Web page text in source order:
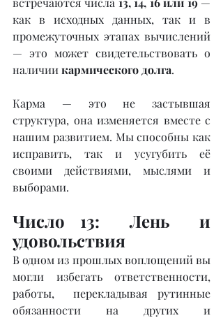
как в исходных данных, так и в
промежуточных этапах вычислений
— это может свидетельствовать о
наличии кармического долга.
Карма — это не застывшая
структура, она изменяется вместе с
нашим развитием. Мы способны как
исправить, так и усугубить её
своими действиями, мыслями и
выборами.
Число 13:  Лень  и
удовольствия
В одном из прошлых воплощений вы
могли избегать ответственности,
работы,  перекладывая рутинные
обязанности на других и